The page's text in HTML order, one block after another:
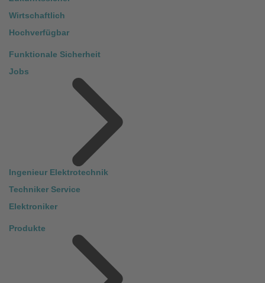
Wirtschaftlich
Hochverfügbar
Funktionale Sicherheit
Jobs
Ingenieur Elektrotechnik
Techniker Service
Elektroniker
Produkte